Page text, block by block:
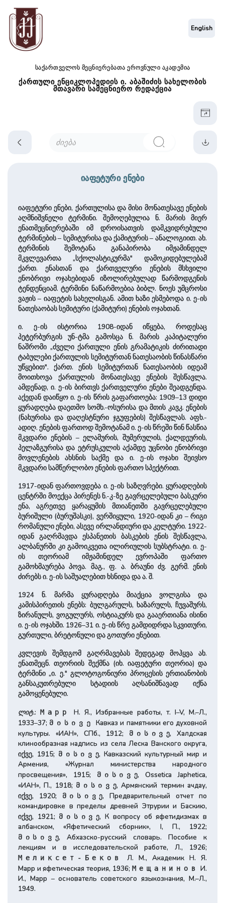
საქართველოს მეცნიერებათა ეროვნული აკადემია
ქართული ენციკლოპედიის ი. აბაშიძის სახელობის
მთავარი სამეცნიერო რედაქცია
English
იაფეტური ენები
იაფეტური ენები, ქართულისა და მისი მონათესავე ენების
აღმნიშვნელი ტერმინი. შემოღებულია ნ. მარის მიერ
ენათმეცნიერებაში იმ დროისათვის დამკვიდრებული
ტერმინების – სემიტურისა და ქამიტურის – ანალოგიით. ახ.
ტერმინის შემოტანა განაპირობა იმჟამინდელ
მკვლევართა „სქოლასტიკურმა" დამოკიდებულებამ
ქართ. ენასთან და ქართველური ენების მსხვილი
ენობრივი ოჯახებიდან იზოლირებულად წარმოდგენის
ტენდენციამ. ტერმინი ნაწარმოებია ბიბლ. ნოეს უმცროსი
ვაჟის – იაფეტის სახელისგან. ამით ხაზი ესმებოდა ი. ე-ის
ნათესაობას სემიტური (ქამიტური) ენების ოჯახთან.
ი. ე-ის ისტორია 1908-იდან იწყება, როდესაც
პეტერბურგის უნ-ტმა გამოსცა ნ. მარის კაპიტალური
ნაშრომი „ძველი ქართული ენის გრამატიკის ძირითადი
ტაბულები ქართულის სემიტურთან ნათესაობის წინასწარი
უწყებით". ქართ. ენის სემიტურთან ნათესაობის იდეამ
მოითხოვა ქართულის მონათესავე ენების შესწავლა.
ამდენად, ი. ე-ის ბირთვს ქართველური ენები შეადგენდა.
აქედან დაიწყო ი. ე-ის წრის გაფართოება: 1909–13 დიდი
ყურადღება დაეთმო სომხ.-ოსურისა და მთის კავკ. ენების
(ნახურისა და დაღესტნური ჯგუფების) შესწავლას. აფხ.-
ადიღ. ენების ფართოდ შემოტანამ ი. ე-ის წრეში წინ წასწია
მკვდარი ენების – ელამურის, შუმერულის, ქალდეურის,
პელაზგურისა და ეტრუსკულის აქამდე უცნობი ენობრივი
მოვლენების ახსნის საქმე და ი. ე-ის ოჯახი შეივსო
მკვდარი სამწერლობო ენების ფართო სპექტრით.
1917-იდან ფართოვდება ი. ე-ის საზღვრები. ყურადღების
ცენტრში მოექცა პირენეს ნ.-კ-ზე გავრცელებული ბასკური
ენა, აგრეთვე ყარაყუმის მთიანეთში გავრცელებული
ბურიშული (ბურუშასკი), ვერშიყული, 1920-იდან კი – რიგი
რომანული ენები, ასევე ირლანდიური და კელტური. 1922-
იდან გაღრმავდა ესპანეთის ბასკების ენის შესწავლა,
ალბანურში კი გამოიკვეთა ილირიულის სუბსტრატი. ი. ე-
ის თეორიამ იმჟამინდელ ევროპაში ფართო
გამოხმაურება პოვა. მაგ., ფ. ა. ბრაუნი ძვ. გერმ. ენის
ძირებს ი. ე-ის საშუალებით ხსნიდა და ა. შ.
1924 ნ. მარმა ყურადღება მიაქცია ვოლგისა და
კამისპირეთის ენებს: ბულგარულს, ხაზარულს, ჩუვაშურს,
ზირანულს, ვოგულურს, ოსტიაკურს და გააერთიანა ისინი
ი. ე-ის ოჯახში. 1926–31 ი. ე-ის წრე გამდიდრდა სკვითური,
გურთული, ბრეტონული და გოთური ენებით.
კვლევის შემდგომ გაღრმავებას შედეგად მოჰყვა ახ.
ენათმეცნ. თეორიის შექმნა (იხ. იაფეტური თეორია) და
ტერმინი „ი. ე." გლოტოგონიური პროცესის ერთიანობის
განსაკუთრებული სტადიის აღსანიშნავად იქნა
გამოყენებული.
ლიტ.: Марр
Н. Я., Избранные работы, т. I–V, М.–Л.,
1933–37; მისივე
Кавказ и памятники его духовной
культуры. «ИАН», СПб., 1912;
მისივ ე, Халдская
клинообразная надпись из села Леска Ванского округа,
იქვე, 1915; მისივ ე, Кавказский культурный мир и
Армения, «Журнал министерства народного
просвещения», 1915;
მისივ ე, Ossetica Japhetica,
«ИАН», П., 1918; მისივ ე, Армянский термин ачдау,
იქვე, 1920;
მისივ ე, Предварительный отчет по
командировке в пределы древней Этрурии и Баскию,
იქვე, 1921; მისივ ე, К вопросу об яфетидизмах в
албанском, «Яфетический сборник», I, П., 1922;
მისივ ე, Абхазско-русский словарь. Пособие к
лекциям и в исследовательской работе, Л., 1926;
Меликсет-Беков
Л. М., Академик Н. Я.
Марр и яфетическая теория, 1936; Мещанинов
И.
И., Марр – основатель советского языкознания, М.–Л.,
1949.